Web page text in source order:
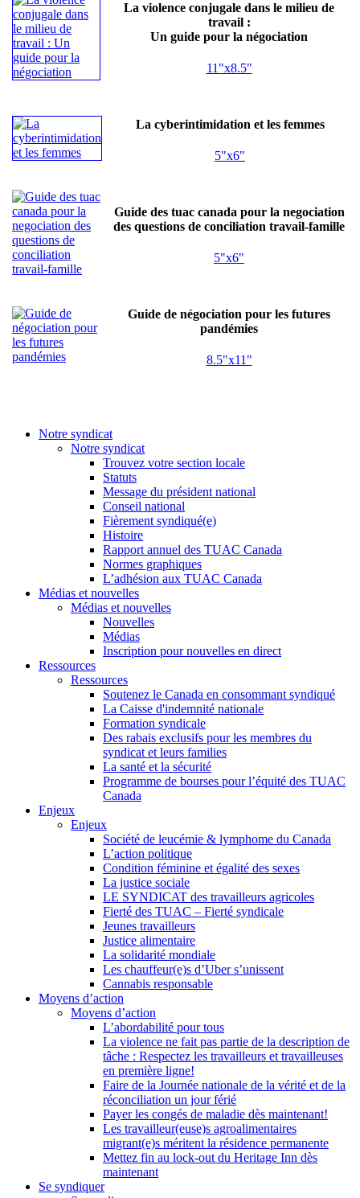
La violence conjugale dans le milieu de
travail :
Un guide pour la négociation
11"x8.5"
La cyberintimidation et les femmes
5"x6"
Guide des tuac canada pour la negociation
des questions de conciliation travail-famille
5"x6"
Guide de négociation pour les futures
pandémies
8.5"x11"
Notre syndicat
Notre syndicat
Trouvez votre section locale
Statuts
Message du président national
Conseil national
Fièrement syndiqué(e)
Histoire
Rapport annuel des TUAC Canada
Normes graphiques
L’adhésion aux TUAC Canada
Médias et nouvelles
Médias et nouvelles
Nouvelles
Médias
Inscription pour nouvelles en direct
Ressources
Ressources
Soutenez le Canada en consommant syndiqué
La Caisse d'indemnité nationale
Formation syndicale
Des rabais exclusifs pour les membres du
syndicat et leurs families
La santé et la sécurité
Programme de bourses pour l’équité des TUAC
Canada
Enjeux
Enjeux
Société de leucémie & lymphome du Canada
L’action politique
Condition féminine et égalité des sexes
La justice sociale
LE SYNDICAT des travailleurs agricoles
Fierté des TUAC – Fierté syndicale
Jeunes travailleurs
Justice alimentaire
La solidarité mondiale
Les chauffeur(e)s d’Uber s’unissent
Cannabis responsable
Moyens d’action
Moyens d’action
L’abordabilité pour tous
La violence ne fait pas partie de la description de
tâche : Respectez les travailleurs et travailleuses
en première ligne!
Faire de la Journée nationale de la vérité et de la
réconciliation un jour férié
Payer les congés de maladie dès maintenant!
Les travailleur(euse)s agroalimentaires
migrant(e)s méritent la résidence permanente
Mettez fin au lock-out du Heritage Inn dès
maintenant
Se syndiquer